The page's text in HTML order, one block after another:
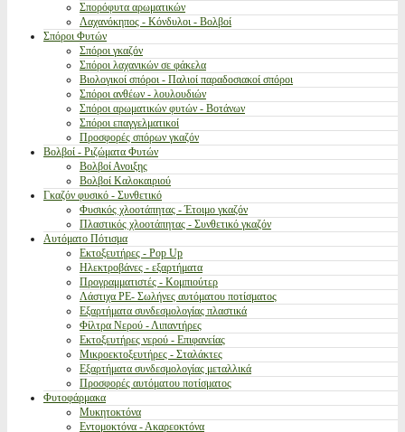
Σπορόφυτα αρωματικών
Λαχανόκηπος - Κόνδυλοι - Βολβοί
Σπόροι Φυτών
Σπόροι γκαζόν
Σπόροι λαχανικών σε φάκελα
Βιολογικοί σπόροι - Παλιοί παραδοσιακοί σπόροι
Σπόροι ανθέων - λουλουδιών
Σπόροι αρωματικών φυτών - Βοτάνων
Σπόροι επαγγελματικοί
Προσφορές σπόρων γκαζόν
Βολβοί - Ριζώματα Φυτών
Βολβοί Ανοιξης
Βολβοί Καλοκαιριού
Γκαζόν φυσικό - Συνθετικό
Φυσικός χλοοτάπητας - Έτοιμο γκαζόν
Πλαστικός χλοοτάπητας - Συνθετικό γκαζόν
Αυτόματο Πότισμα
Εκτοξευτήρες - Pop Up
Ηλεκτροβάνες - εξαρτήματα
Προγραμματιστές - Κομπιούτερ
Λάστιχα PE- Σωλήνες αυτόματου ποτίσματος
Εξαρτήματα συνδεσμολογίας πλαστικά
Φίλτρα Νερού - Λιπαντήρες
Εκτοξευτήρες νερού - Επιφανείας
Μικροεκτοξευτήρες - Σταλάκτες
Εξαρτήματα συνδεσμολογίας μεταλλικά
Προσφορές αυτόματου ποτίσματος
Φυτοφάρμακα
Μυκητοκτόνα
Εντομοκτόνα - Ακαρεοκτόνα